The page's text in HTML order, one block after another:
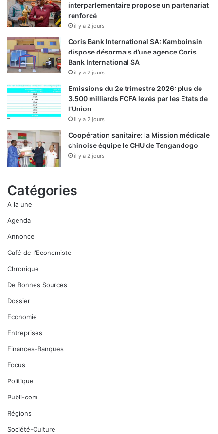
interparlementaire propose un partenariat
renforcé
il y a 2 jours
Coris Bank International SA: Kamboinsin
dispose désormais d’une agence Coris
Bank International SA
il y a 2 jours
Emissions du 2e trimestre 2026: plus de
3.500 milliards FCFA levés par les Etats de
l’Union
il y a 2 jours
Coopération sanitaire: la Mission médicale
chinoise équipe le CHU de Tengandogo
il y a 2 jours
Catégories
A la une
Agenda
Annonce
Café de l'Economiste
Chronique
De Bonnes Sources
Dossier
Economie
Entreprises
Finances-Banques
Focus
Politique
Publi-com
Régions
Société-Culture